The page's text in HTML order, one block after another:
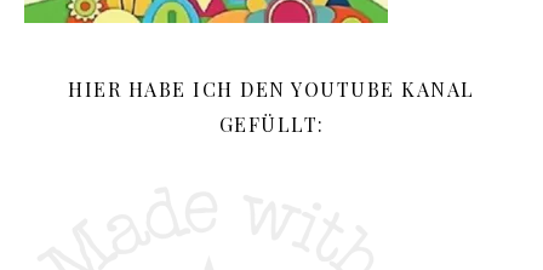
HIER HABE ICH DEN YOUTUBE KANAL
GEFÜLLT: